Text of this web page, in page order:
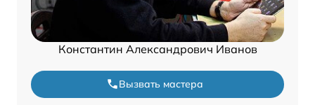
Константин Александрович Иванов
Вызвать мастера